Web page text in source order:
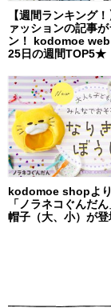
【週間ランキング
ァッションの記事
ン！ kodomoe web
25日の週間TOP5★
kodomoe shopよ
「ノラネコぐんだ
帽子（大、小）が登